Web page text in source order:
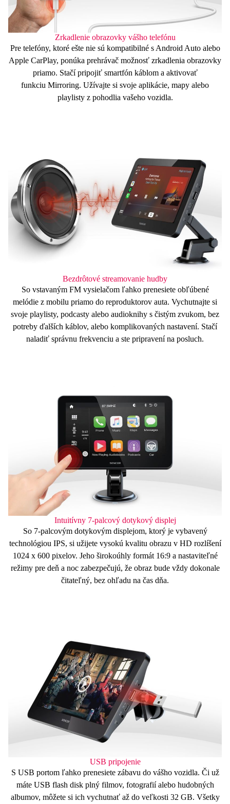
Zrkadlenie obrazovky vášho telefónu
Pre telefóny, ktoré ešte nie sú kompatibilné s Android Auto alebo
Apple CarPlay, ponúka prehrávač možnosť zrkadlenia obrazovky
priamo. Stačí pripojiť smartfón káblom a aktivovať
funkciu Mirroring. Užívajte si svoje aplikácie, mapy alebo
playlisty z pohodlia vašeho vozidla.
Bezdrôtové streamovanie hudby
So vstavaným FM vysielačomľahko prenesiete obľúbené
melódie z mobilu priamo do reproduktorov auta. Vychutnajte si
svoje playlisty, podcasty alebo audioknihy s čistým zvukom, bez
potreby ďalších káblov, alebo komplikovaných nastavení. Stačí
naladiť správnu frekvenciu a ste pripravení na posluch.
Intuitívny 7-palcový dotykový displej
So 7-palcovýmdotykovým displejom, ktorý je vybavený
technológiou IPS, si užijete vysokú kvalitu obrazu v HD rozlíšení
1024 x 600 pixelov. Jeho širokoúhly formát 16:9a nastaviteľné
režimy pre deň a noc zabezpečujú, že obraz bude vždy dokonale
čitateľný, bez ohľadu na čas dňa.
USB pripojenie
S USB portomľahko prenesiete zábavu do vášho vozidla. Či už
máte USB flash diskplný filmov, fotografií alebo hudobných
albumov, môžete si ich vychutnať až do veľkosti 32 GB. Všetky